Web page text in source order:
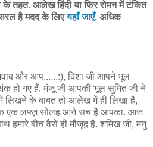
तहत. आलेख हिंदी या फिर रोमन में टंकित
सरल है मदद के लिएयहाँ जाएँ. अधिक
और आप......:), दिशा जी आपने भूल
हो गए हैं. मंजू जी आपकी भूल सुमित जी ने
में लिखने के बाबत तो आलेख में ही लिखा है,
एक एक लफ्ज़ सोलह आने सच है आपका. आज
हमारे बीच वैसे ही मौजूद हैं. शमिख जी, मनु